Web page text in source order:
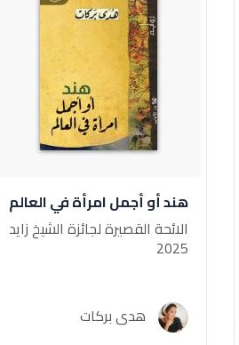
هند أو أجمل امرأة في العالم
الائحة القصيرة لجائزة الشيخ زايد
2025
هدى بركات